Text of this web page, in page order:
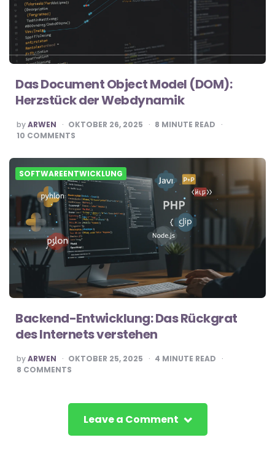
Das Document Object Model (DOM):
Herzstück der Webdynamik
POSTED
BY
byARWEN OKTOBER 26, 2025 8 MINUTE READ
10 COMMENTS
SOFTWAREENTWICKLUNG
Backend-Entwicklung: Das Rückgrat
des Internets verstehen
POSTED
BY
byARWEN OKTOBER 25, 2025 4 MINUTE READ
8 COMMENTS
Leave a Comment